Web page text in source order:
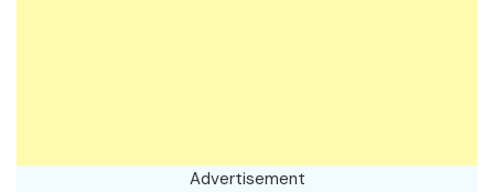
Advertisement